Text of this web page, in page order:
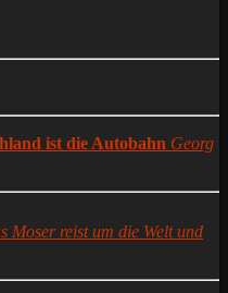
ist die Autobahn Georg
Moser reist um die Welt und